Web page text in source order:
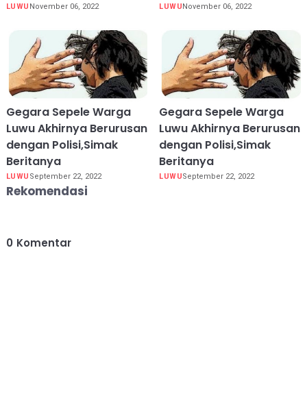
LUWU November 06, 2022 LUWUNovember 06, 2022
Gegara Sepele Warga
Luwu Akhirnya Berurusan
dengan Polisi,Simak
Beritanya
LUWU September 22, 2022
Gegara Sepele Warga
Luwu Akhirnya Berurusan
dengan Polisi,Simak
Beritanya
LUWUSeptember 22, 2022
Rekomendasi
0 Komentar